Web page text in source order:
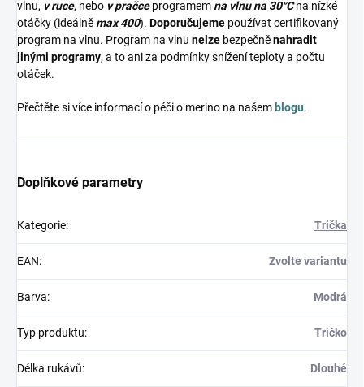
vlnu, v ruce, nebo v pračceprogramemna vlnu na 30°Cna nízké
otáčky (ideálněmax 400). Doporučujeme používat certifikovaný
program na vlnu. Program na vlnu nelze bezpečněnahradit
jinými programy, a to ani za podmínky snížení teploty a počtu
otáček.
Přečtěte si více informací o péči o merino na našem blogu.
Doplňkové parametry
Kategorie: Trička
EAN: Zvolte variantu
Barva: Modrá
Typ produktu: Tričko
Délka rukávů: Dlouhé